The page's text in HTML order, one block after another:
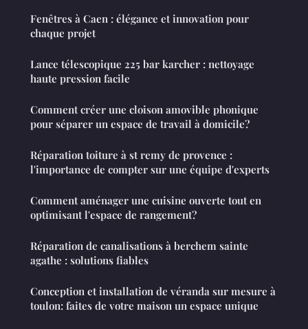
Fenêtres à Caen : élégance et innovation pour
chaque projet
Lance télescopique 225 bar karcher : nettoyage
haute pression facile
Comment créer une cloison amovible phonique
pour séparer un espace de travail à domicile?
Réparation toiture à st remy de provence :
l'importance de compter sur une équipe d'experts
Comment aménager une cuisine ouverte tout en
optimisant l'espace de rangement?
Réparation de canalisations à berchem sainte
agathe : solutions fiables
Conception et installation de véranda sur mesure à
toulon: faites de votre maison un espace unique